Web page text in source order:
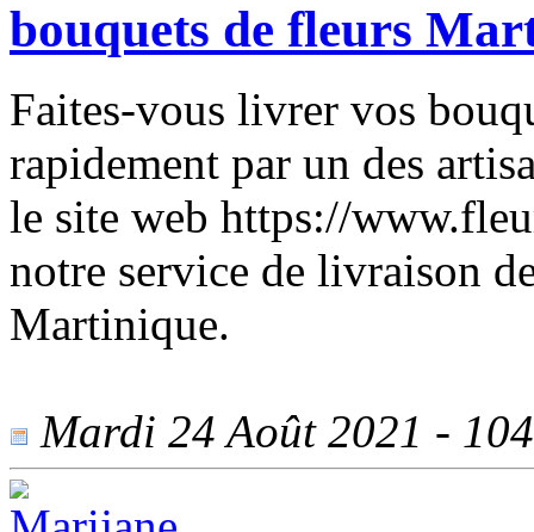
bouquets de fleurs
Faites-vous livrer vos
rapidement par un des
le site web https://
notre service de livraison
Martinique.
Mardi 24 Août 2021 -